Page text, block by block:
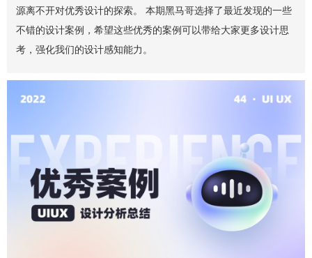
源离不开对优秀设计的探索。 本期黑马哥选择了最近发现的一些
不错的设计案例，希望这些优秀的案例可以带给大家更多设计思
考，强化我们的设计感知能力。